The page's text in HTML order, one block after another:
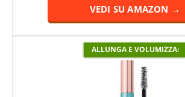
VEDI SU AMAZON →
ALLUNGA E VOLUMIZZA: